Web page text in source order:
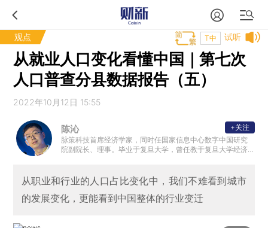
观点 试听
T中
从就业人口变化看懂中国｜第七次
人口普查分县数据报告（五）
2022年10月12日 15:55
陈沁
脉策科技首席经济学家，同时任国家信息中心数字中国研究
院副院长、理事。毕业于复旦大学，曾任教于复旦大学经济
+关注
从职业和行业的人口占比变化中，我们不难看到城市
的发展变化，更能看到中国整体的行业变迁